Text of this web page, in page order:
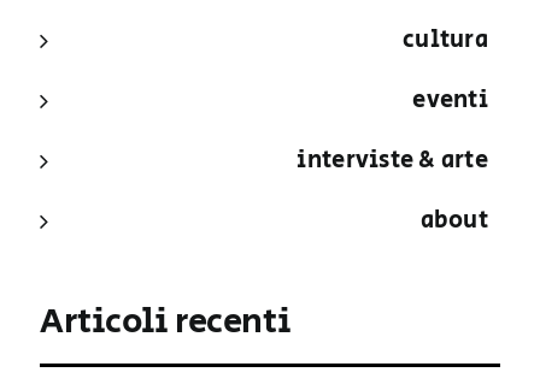
cultura
eventi
interviste & arte
about
Articoli recenti